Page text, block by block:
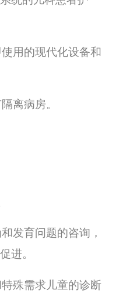
用的现代化设备和
离病房。
发育问题的咨询，
进。
殊需求儿童的诊断